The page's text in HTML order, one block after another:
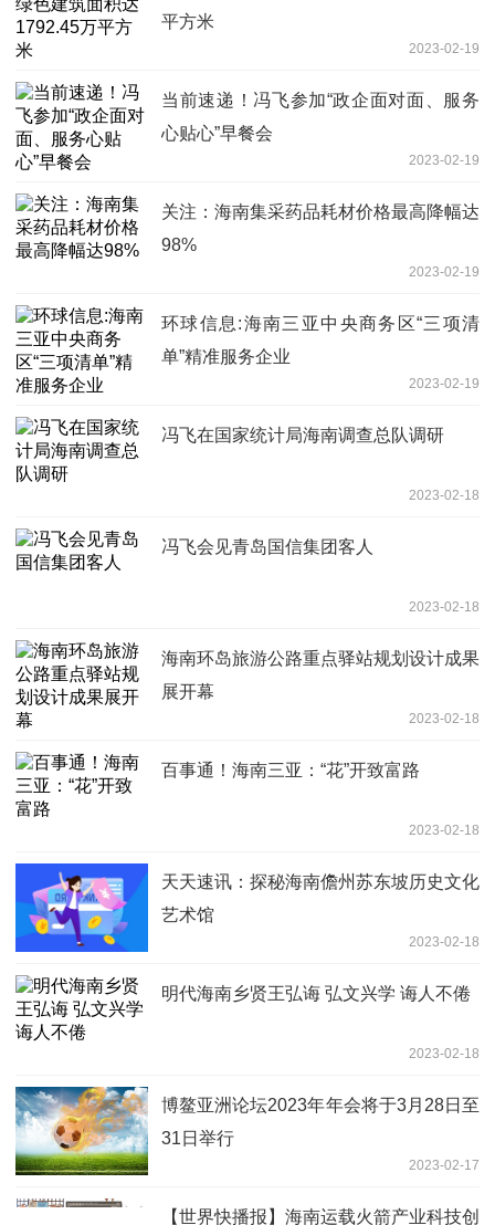
平方米
2023-02-19
当前速递！冯飞参加“政企面对面、服务
心贴心”早餐会
2023-02-19
关注：海南集采药品耗材价格最高降幅达
98%
2023-02-19
环球信息:海南三亚中央商务区“三项清
单”精准服务企业
2023-02-19
冯飞在国家统计局海南调查总队调研
2023-02-18
冯飞会见青岛国信集团客人
2023-02-18
海南环岛旅游公路重点驿站规划设计成果
展开幕
2023-02-18
百事通！海南三亚：“花”开致富路
2023-02-18
天天速讯：探秘海南儋州苏东坡历史文化
艺术馆
2023-02-18
明代海南乡贤王弘诲 弘文兴学 诲人不倦
2023-02-18
博鳌亚洲论坛2023年年会将于3月28日至
31日举行
2023-02-17
【世界快播报】海南运载火箭产业科技创